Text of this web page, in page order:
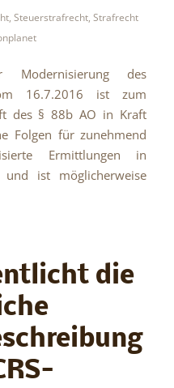
,Steuerstrafrecht,Strafrecht
des
16.7.2016 ist zum
des § 88b AO in Kraft
Folgen für zunehmend
Ermittlungen in
und ist möglicherweise
die